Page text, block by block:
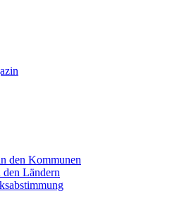
den Kommunen
den Ländern